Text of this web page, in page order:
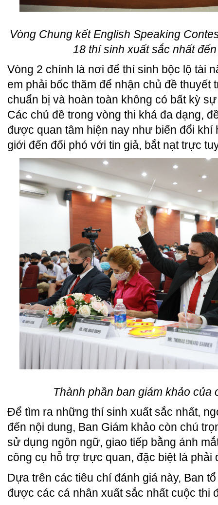
Vòng Chung kết English Speaking
18 thí sinh xuất sắc nhất
Vòng 2 chính là nơi để thí sinh bộc lộ tài
em phải bốc thăm để nhận chủ đề thuyết
chuẩn bị và hoàn toàn không có bất kỳ
Các chủ đề trong vòng thi khá đa dạng,
được quan tâm hiện nay như biến đổi khí
giới đến đối phó với tin giả, bắt nạt trực
Thành phần ban giám khảo của
Để tìm ra những thí sinh xuất sắc nhất,
đến nội dung, Ban Giám khảo còn chú
sử dụng ngôn ngữ, giao tiếp bằng ánh
công cụ hỗ trợ trực quan, đặc biệt là phải
Dựa trên các tiêu chí đánh giá này, Ban
được các cá nhân xuất sắc nhất cuộc thi